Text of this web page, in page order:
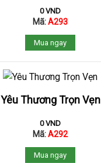
0VND
Mã:A293
Mua ngay
Yêu Thương Trọn Vẹn
0VND
Mã:A292
Mua ngay